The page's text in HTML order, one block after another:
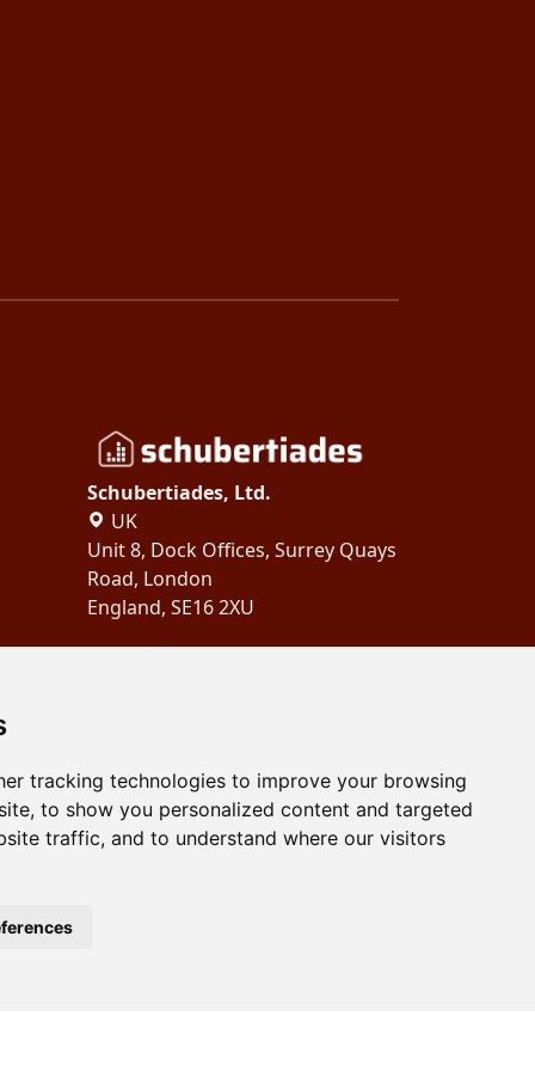
tracking technologies to improve your browsing
to show you personalized content and targeted
traffic, and to understand where our visitors
Schubertiades, Ltd.
UK
Unit 8, Dock Offices, Surrey Quays
Road, London
England, SE16 2XU